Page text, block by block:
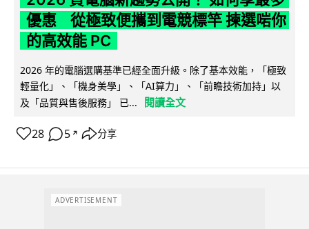
優惠 從極致便攜到電競標竿 揀選啱你
的高效能 PC
2026 年的電腦選購基準已經全面升級。除了基本效能，「極致
輕量化」、「機身美學」、「AI算力」、「前瞻技術加持」以
及「品質與售後服務」 已...
閱讀全文
28 5 ↗ 分享
ADVERTISEMENT